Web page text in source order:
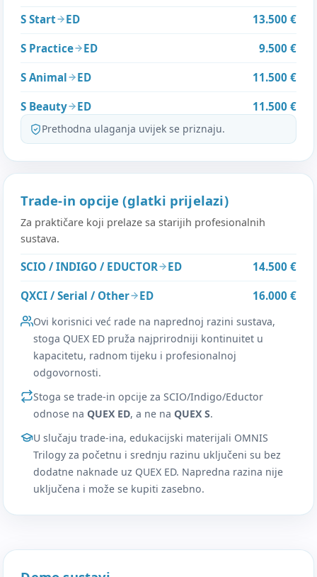
S Start ED 13.500 €
S Practice ED 9.500 €
S Animal ED 11.500 €
S Beauty ED 11.500 €
Prethodna ulaganja uvijek se priznaju.
Trade-in opcije (glatki prijelazi)
Za praktičare koji prelaze sa starijih profesionalnih
sustava.
SCIO / INDIGO / EDUCTOR ED 14.500 €
QXCI / Serial / Other ED 16.000 €
Ovi korisnici već rade na naprednoj razini sustava,
stoga QUEX ED pruža najprirodniji kontinuitet u
kapacitetu, radnom tijeku i profesionalnoj
odgovornosti.
Stoga se trade-in opcije za SCIO/Indigo/Eductor
odnose naQUEX ED, a ne naQUEX S.
U slučaju trade-ina, edukacijski materijali OMNIS
Trilogy za početnu i srednju razinu uključeni su bez
dodatne naknade uz QUEX ED. Napredna razina nije
uključena i može se kupiti zasebno.